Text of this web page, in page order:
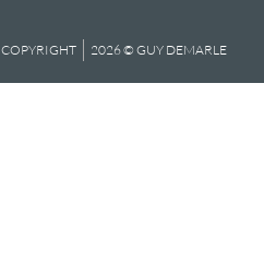
COPYRIGHT 2026 © GUY DEMARLE